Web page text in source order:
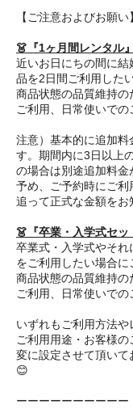
【ご注意およびお願い】
👗『1ヶ月間レンタル
近いお日にちの間に
品を2日間ご利用した
商品状態の品質維持
ご利用、日常使いでの
注意）基本的に追加料
す。期間内に3日以上
の場合は別途追加料金
予め、ご予約時にご利
追って正式な金額をお
👗『卒業・入学式セッ
卒業式・入学式やそ
をご利用したい場合に
商品状態の品質維持
ご利用、日常使いでの
いずれもご利用方法や
ご利用用途・お客様
変に設定させて頂い
😊
ーーーーーーーーーー